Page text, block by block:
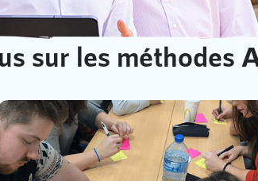
sur les méthodes